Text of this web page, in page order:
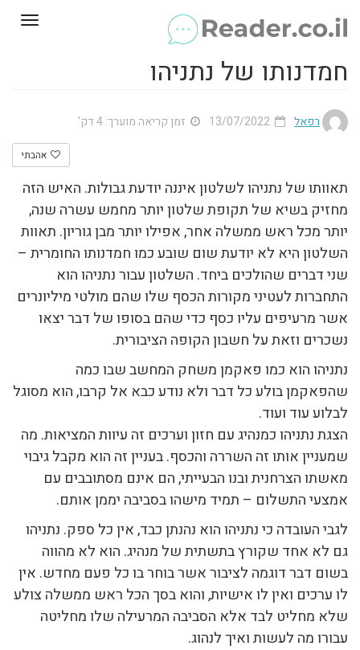
חמדנותו של נתניהו
רפאל זמן קריאה מוערך: 4 דק'
אהבתי
תאוותו של נתניהו לשלטון איננה יודעת גבולות. האיש הזה
מחזיק בשיא של תקופת שלטון יותר מחמש עשרה שנה,
יותר מכל ראש ממשלה אחר, אפילו יותר מבן גוריון. תאוות
השלטון היא לא יודעת שום שובע כמו חמדנותו החומרית –
שני דברים שהולכים ביחד. השלטון עבור נתניהו הוא
התחברות לעטיני מקורות הכסף שלו שהם מולטי מיליונרים
אשר מרעיפים עליו כסף כדי שהם בסופו של דבר יצאו
נשכרים וזאת על חשבון הקופה הציבורית.
נתניהו הוא כמו פאקמן משחק המחשב שבו כמה
שהפאקמן בולע כל דבר ולא נודע כבא אל קרבו, הוא מסוגל
לבלוע עוד ועוד.
הצגת נתניהו כמנהיג עם חזון וערכים זה עיוות המציאות. מה
שמעניין אותו זה השררה והכסף. בעניין זה הוא מקבל גיבוי
מאשתו הצרחנית ובנו הבעייתי, הם אינם מסתובבים עם
אמצעי התשלום – תמיד מישהו בסביבה יממן אותם.
לגבי העובדה כי נתניהו הוא נהנתן כבד, אין כל ספק. נתניהו
גם לא אחד שקורץ בתשתית של מנהיג. הוא לא מהווה
בשום דבר דוגמה לציבור אשר בוחר בו כל פעם מחדש. אין
לו ערכים ואין לו אישיות, והוא בסך הכל ראש ממשלה צולע
שלא מחליט לבד אלא הסביבה המרעילה שלו מחליטה
עבורו מה לעשות ואיך לנהוג.